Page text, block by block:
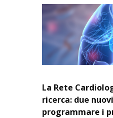
La Rete
ricerca: due
programmare i